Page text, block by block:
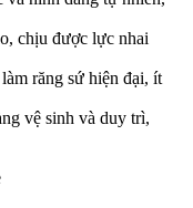
chịu được lực nhai
răng sứ hiện đại, ít
vệ sinh và duy trì,